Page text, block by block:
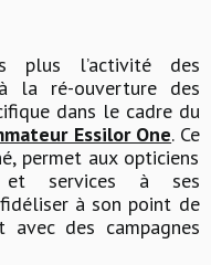
plus l’activité des
la ré-ouverture des
dans le cadre du
Essilor One. Ce
permet aux opticiens
et services à ses
à son point de
des campagnes